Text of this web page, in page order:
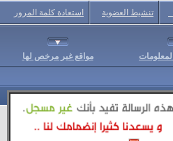
تنشيط العضوية استعادة كلمة المرور
مواقع غير مرخص لها